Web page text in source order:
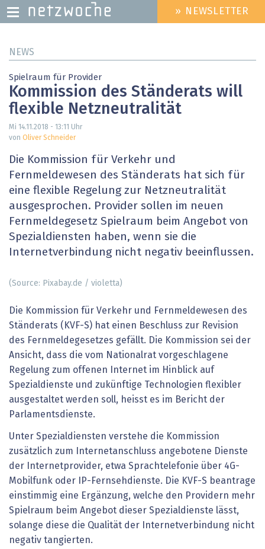
zum
HEADER
MENU
» NEWSLETTER
NEWS
Spielraum für Provider
Kommission des Ständerats will
flexible Netzneutralität
Mi 14.11.2018 - 13:11 Uhr
von Oliver Schneider
Die Kommission für Verkehr und
Fernmeldewesen des Ständerats hat sich für
eine flexible Regelung zur Netzneutralität
ausgesprochen. Provider sollen im neuen
Fernmeldegesetz Spielraum beim Angebot von
Spezialdiensten haben, wenn sie die
Internetverbindung nicht negativ beeinflussen.
(Source: Pixabay.de / violetta)
Die Kommission für Verkehr und Fernmeldewesen des
Ständerats (KVF-S) hat einen Beschluss zur Revision
des Fernmeldegesetzes gefällt. Die Kommission sei der
Ansicht, dass die vom Nationalrat vorgeschlagene
Regelung zum offenen Internet im Hinblick auf
Spezialdienste und zukünftige Technologien flexibler
ausgestaltet werden soll, heisst es im Bericht der
Parlamentsdienste.
Unter Spezialdiensten verstehe die Kommission
zusätzlich zum Internetanschluss angebotene Dienste
der Internetprovider, etwa Sprachtelefonie über 4G-
Mobilfunk oder IP-Fernsehdienste. Die KVF-S beantrage
einstimmig eine Ergänzung, welche den Providern mehr
Spielraum beim Angebot dieser Spezialdienste lässt,
solange diese die Qualität der Internetverbindung nicht
negativ tangierten.